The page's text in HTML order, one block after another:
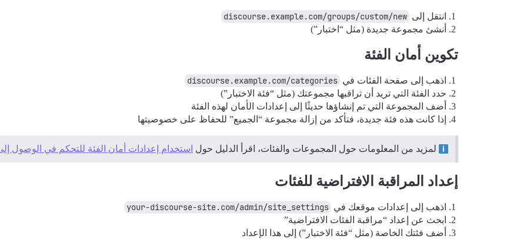
انتقل إلى discourse.example.com/groups/custom/new
أنشئ مجموعة جديدة (مثل “اختبار”)
تكوين أمان الفئة
اذهب إلى صفحة الفئات في discourse.example.com/categories
حدد الفئة التي تريد أن تراقبها مجموعتك (مثل “فئة الاختبار”)
أضف المجموعة التي تم إنشاؤها حديثًا إلى إعدادات الأمان لهذه الفئة
إذا كانت هذه فئة جديدة، فتأكد من إزالة مجموعة “الجميع” للحفاظ على خصوصيتها
لمزيد من المعلومات حول المجموعات والفئات، اقرأ الدليل حول استخدام إعدادات أمان الفئة للتحكم في الوصول
إعداد المراقبة الافتراضية للفئات
اذهب إلى إعدادات موقعك في your-discourse-site.com/admin/site_settings
ابحث عن إعداد “مراقبة الفئات الافتراضية”
أضف فئتك الخاصة (مثل “فئة الاختبار”) إلى هذا الإعداد